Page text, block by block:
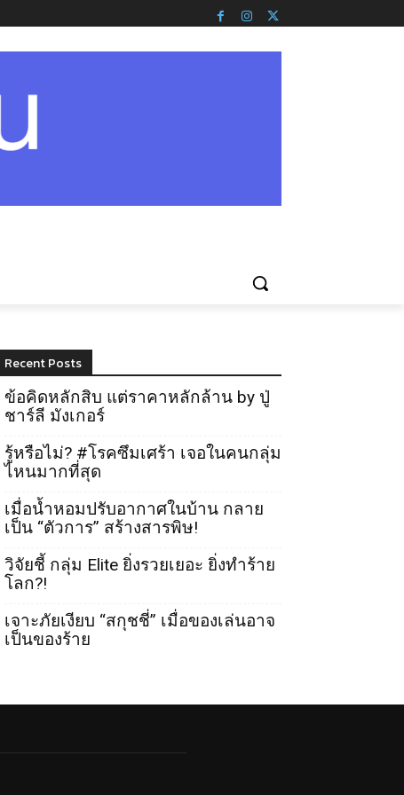
Recent Posts
ข้อคิดหลักสิบ แต่ราคาหลักล้าน by ปู่
ชาร์ลี มังเกอร์
รู้หรือไม่? #โรคซึมเศร้า เจอในคนกลุ่ม
ไหนมากที่สุด
เมื่อน้ำหอมปรับอากาศในบ้าน กลาย
เป็น “ตัวการ” สร้างสารพิษ!
วิจัยชี้ กลุ่ม Elite ยิ่งรวยเยอะ ยิ่งทำร้าย
โลก?!
เจาะภัยเงียบ “สกุชชี่” เมื่อของเล่นอาจ
เป็นของร้าย